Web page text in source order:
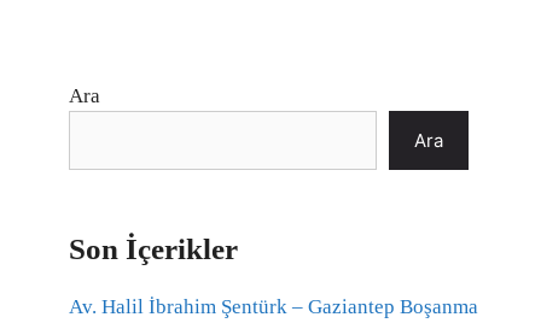
Ara
Ara
Son İçerikler
Av. Halil İbrahim Şentürk – Gaziantep Boşanma